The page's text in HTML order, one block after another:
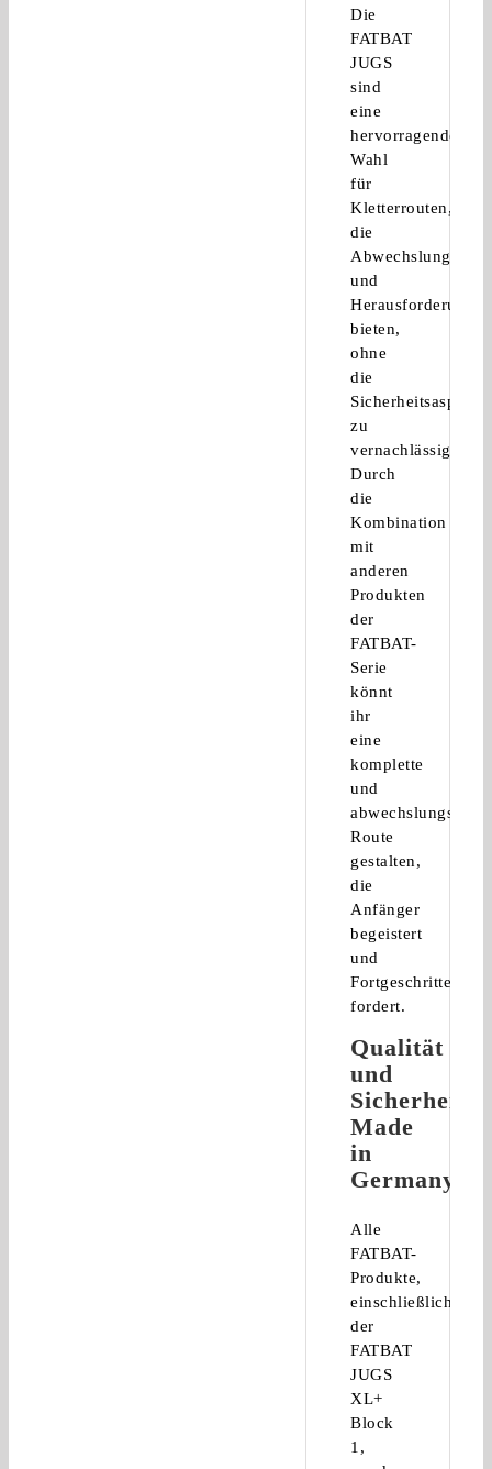
Die
FATBAT
JUGS
sind
eine
hervorragende
Wahl
für
Kletterrouten,
die
Abwechslung
und
Herausforderung
bieten,
ohne
die
Sicherheitsaspekte
zu
vernachlässigen.
Durch
die
Kombination
mit
anderen
Produkten
der
FATBAT-
Serie
könnt
ihr
eine
komplette
und
Route
gestalten,
die
Anfänger
begeistert
und
Fortgeschrittene
fordert.
Qualität
und
Sicherheit:
Made
in
Germany
Alle
FATBAT-
Produkte,
einschließlich
der
FATBAT
JUGS
XL+
Block
1,